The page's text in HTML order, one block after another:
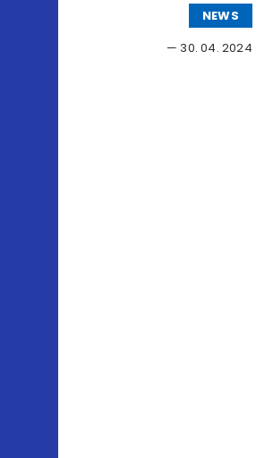
NEWS
— 30. 04. 2024